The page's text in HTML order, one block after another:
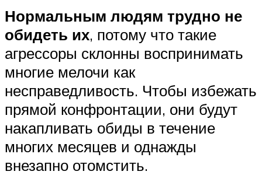
Нормальным людям трудно не
обидеть их, потому что такие
агрессоры склонны воспринимать
многие мелочи как
несправедливость. Чтобы избежать
прямой конфронтации, они будут
накапливать обиды в течение
многих месяцев и однажды
внезапно отомстить.